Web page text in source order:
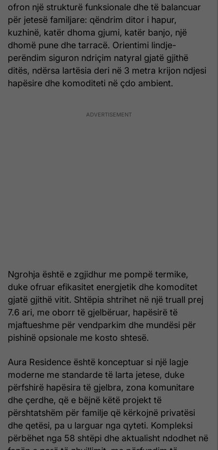
ofron një strukturë funksionale dhe të balancuar
për jetesë familjare: qëndrim ditor i hapur,
kuzhinë, katër dhoma gjumi, katër banjo, një
dhomë pune dhe tarracë. Orientimi lindje-
perëndim siguron ndriçim natyral gjatë gjithë
ditës, ndërsa lartësia deri në 3 metra krijon ndjesi
hapësire dhe komoditeti në çdo ambient.
Ngrohja është e zgjidhur me pompë termike,
duke ofruar efikasitet energjetik dhe komoditet
gjatë gjithë vitit. Shtëpia shtrihet në një truall prej
7.6 ari, me oborr të gjelbëruar, hapësirë të
mjaftueshme për vendparkim dhe mundësi për
pishinë opsionale me kosto shtesë.
Aura Residence është konceptuar si një lagje
moderne me standarde të larta jetese, duke
përfshirë hapësira të gjelbra, zona komunitare
dhe çerdhe, që e bëjnë këtë projekt të
përshtatshëm për familje që kërkojnë privatësi
dhe qetësi, pa u larguar nga qyteti. Kompleksi
përbëhet nga 58 shtëpi dhe aktualisht ndodhet në